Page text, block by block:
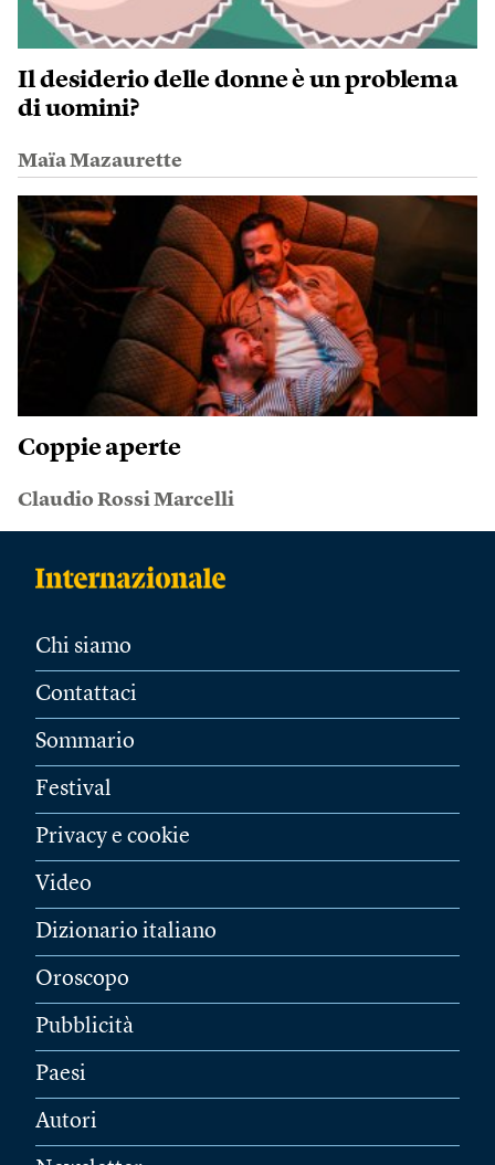
Il desiderio delle donne è un problema
di uomini?
Maïa Mazaurette
Coppie aperte
Claudio Rossi Marcelli
Chi siamo
Contattaci
Sommario
Festival
Privacy e cookie
Video
Dizionario italiano
Oroscopo
Pubblicità
Paesi
Autori